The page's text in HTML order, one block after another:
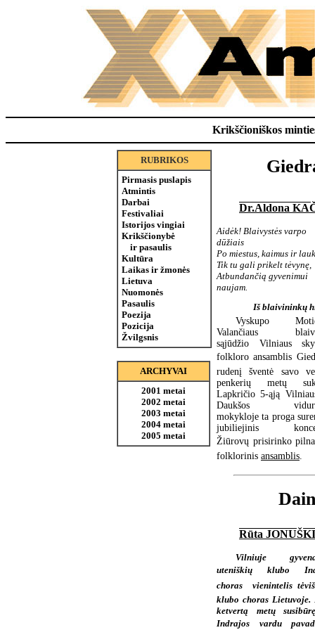
Krikščioniškos
RUBRIKOS
Pirmasis puslapis
Atmintis
Darbai
Festivaliai
Istorijos vingiai
Krikščionybė
ir pasaulis
Kultūra
Laikas ir žmonės
Lietuva
Nuomonės
Pasaulis
Poezija
Pozicija
Žvilgsnis
ARCHYVAI
2001 metai
2002 metai
2003 metai
2004 metai
2005 metai
Dr.Aldona
Aidėk! Blaivystės varpo
dūžiais
Po miestus, kaimus ir
Tik tu gali prikelt tėvynę,
Atbundančią gyvenimui
naujam.
Iš blaivininkų
Vyskupo
Valančiaus
sąjūdžio Vilniaus
folkloro ansamblis
rudenį šventė savo
penkerių metų
Lapkričio 5-ąją
Daukšos
mokykloje ta proga
jubiliejinis
Žiūrovų prisirinko pilna
folklorinis ansamblis.
Rūta
Vilniuje
uteniškių klubo
choras  vienintelis
klubo choras Lietuvoje.
ketvertą metų
Indrajos vardu